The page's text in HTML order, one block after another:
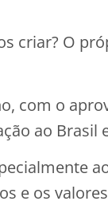
criar? O
com o
ao Brasil
e os